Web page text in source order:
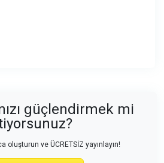
güçlendirmek mi
oluşturun ve ÜCRETSİZ yayınlayın!